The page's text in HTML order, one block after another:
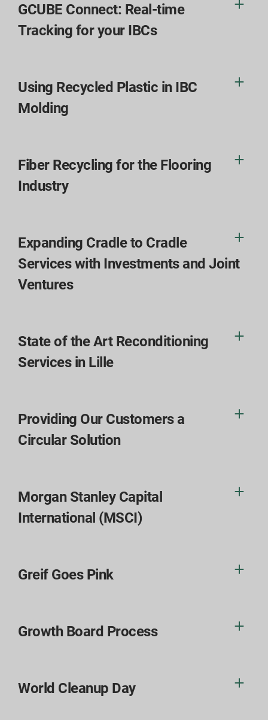
GCUBE Connect: Real-time
Tracking for your IBCs
Using Recycled Plastic in IBC
Molding
Fiber Recycling for the Flooring
Industry
Expanding Cradle to Cradle
Services with Investments and Joint
Ventures
State of the Art Reconditioning
Services in Lille
Providing Our Customers a
Circular Solution
Morgan Stanley Capital
International (MSCI)
Greif Goes Pink
Growth Board Process
World Cleanup Day